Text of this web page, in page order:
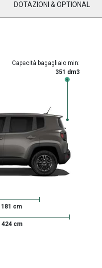
DOTAZIONI & OPTIONAL
Capacità bagagliaio min:
351 dm3
181 cm
424 cm